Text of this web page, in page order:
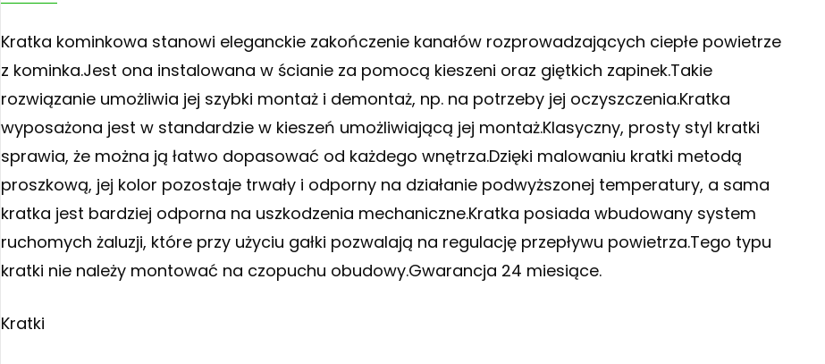
Kratka kominkowa stanowi eleganckie zakończenie kanałów rozprowadzających ciepłe powietrze
z kominka.Jest ona instalowana w ścianie za pomocą kieszeni oraz giętkich zapinek.Takie
rozwiązanie umożliwia jej szybki montaż i demontaż, np. na potrzeby jej oczyszczenia.Kratka
wyposażona jest w standardzie w kieszeń umożliwiającą jej montaż.Klasyczny, prosty styl kratki
sprawia, że można ją łatwo dopasować od każdego wnętrza.Dzięki malowaniu kratki metodą
proszkową, jej kolor pozostaje trwały i odporny na działanie podwyższonej temperatury, a sama
kratka jest bardziej odporna na uszkodzenia mechaniczne.Kratka posiada wbudowany system
ruchomych żaluzji, które przy użyciu gałki pozwalają na regulację przepływu powietrza.Tego typu
kratki nie należy montować na czopuchu obudowy.Gwarancja 24 miesiące.
Kratki